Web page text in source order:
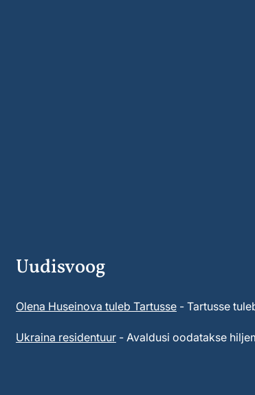
Uudisvoog
Olena Huseinova tuleb Tartusse - Tartusse
Ukraina residentuur - Avaldusi oodatakse